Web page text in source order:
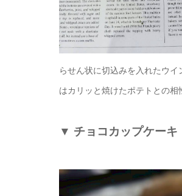
らせん状に切込みを入れたウ
はカリッと焼けたポテトとの
▼ チョコカップケーキ